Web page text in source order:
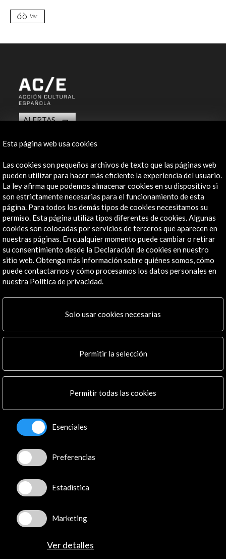
Ver
ALERTAS
Contacta
info@accioncultural.es
+34 91 700 4000
José Abascal, 4 - 4º
28003 Madrid, España
Canales de contacto
Explora
Institucional
Residencias
Noticias
Boletín digital
Logo y crédito a AC/E
Conecta
Instagram
LinkedIn
Facebook
Youtube
Flickr
TikTok
Esta página web usa cookies
Las cookies son pequeños archivos de texto que las páginas web
pueden utilizar para hacer más eficiente la experiencia del usuario.
La ley afirma que podemos almacenar cookies en su dispositivo si
son estrictamente necesarias para el funcionamiento de esta
página. Para todos los demás tipos de cookies necesitamos su
permiso. Esta página utiliza tipos diferentes de cookies. Algunas
cookies son colocadas por servicios de terceros que aparecen en
nuestras páginas. En cualquier momento puede cambiar o retirar
su consentimiento desde la Declaración de cookies en nuestro
sitio web. Obtenga más información sobre quiénes somos, cómo
puede contactarnos y cómo procesamos los datos personales en
nuestra Política de privacidad.
Solo usar cookies necesarias
Permitir la selección
Permitir todas las cookies
Esenciales
Preferencias
Estadistica
Marketing
Ver detalles